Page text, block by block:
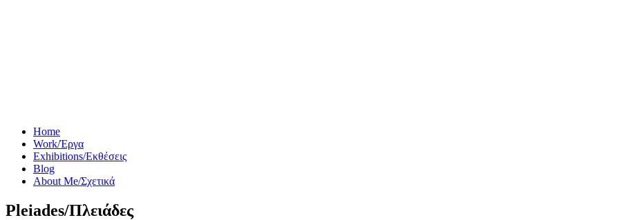
Home
Work/Έργα
Exhibitions/Εκθέσεις
Blog
About Me/Σχετικά
Pleiades/Πλειάδες